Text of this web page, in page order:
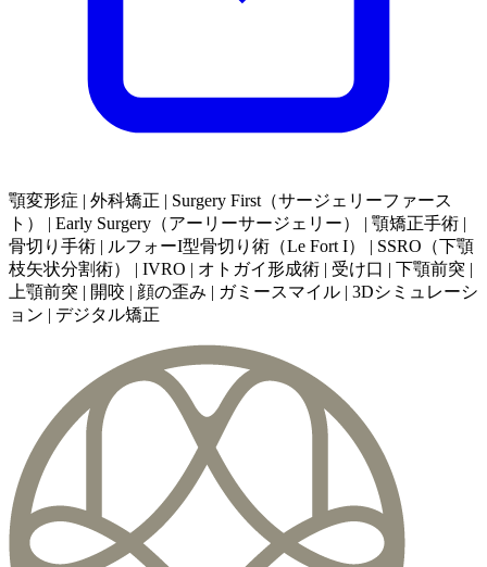
顎変形症 | 外科矯正 | Surgery First（サージェリーファース
ト） | Early Surgery（アーリーサージェリー） | 顎矯正手術 |
骨切り手術 | ルフォーI型骨切り術（Le Fort I） | SSRO（下顎
枝矢状分割術） | IVRO | オトガイ形成術 | 受け口 | 下顎前突 |
上顎前突 | 開咬 | 顔の歪み | ガミースマイル | 3Dシミュレーシ
ョン | デジタル矯正